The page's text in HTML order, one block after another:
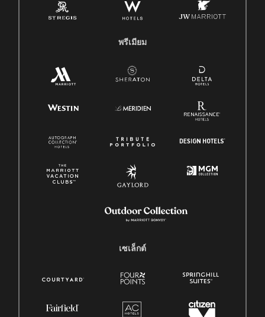
พรีเมียม
เซเล็กต์